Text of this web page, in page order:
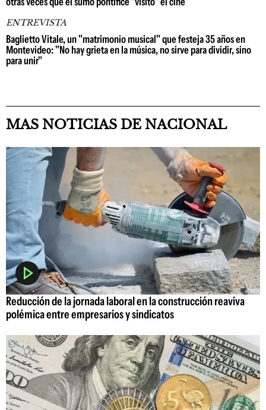
ENTREVISTA
Baglietto Vitale, un "matrimonio musical" que festeja 35 años en
Montevideo: "No hay grieta en la música, no sirve para dividir, sino
para unir"
MAS NOTICIAS DE NACIONAL
Reducción de la jornada laboral en la construcción reaviva
polémica entre empresarios y sindicatos